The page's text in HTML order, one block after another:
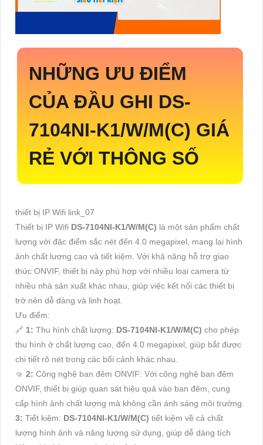
NHỮNG ƯU ĐIỂM
CỦA ĐẦU GHI DS-
7104NI-K1/W/M(C) GIÁ
RẺ VỚI THÔNG SỐ
thiết bị IP Wifi link_07
Thiết bị IP Wifi DS-7104NI-K1/W/M(C) là một sản phẩm chất
lượng với đặc điểm sắc nét đến 4.0 megapixel, mang lại hình
ảnh chất lượng cao và tiết kiệm. Với khả năng hỗ trợ giao
thức ONVIF, thiết bị này phù hợp với nhiều loại camera từ
nhiều nhà sản xuất khác nhau, giúp việc kết nối các thiết bị
trở nên dễ dàng và linh hoạt.
Ưu điểm:
🔗 1: Thu hình chất lượng: DS-7104NI-K1/W/M(C) cho phép
thu hình ở chất lượng cao, đến 4.0 megapixel, giúp bắt được
chi tiết rõ nét trong các bối cảnh khác nhau.
🤜 2: Công nghệ ban đêm ONVIF: Với công nghệ ban đêm
ONVIF, thiết bị giúp quan sát hiệu quả vào ban đêm, cung
cấp hình ảnh chất lượng mà không cần ánh sáng môi trường.
3: Tiết kiệm: DS-7104NI-K1/W/M(C) tiết kiệm về cả chất
lượng hình ảnh và năng lượng sử dụng, giúp dễ dàng tích